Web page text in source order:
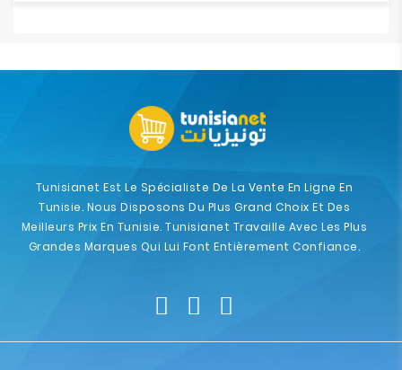
Tunisianet Est Le Spécialiste De La Vente En Ligne En
Tunisie. Nous Disposons Du Plus Grand Choix Et Des
Meilleurs Prix En Tunisie. Tunisianet Travaille Avec Les Plus
Grandes Marques Qui Lui Font Entièrement Confiance.